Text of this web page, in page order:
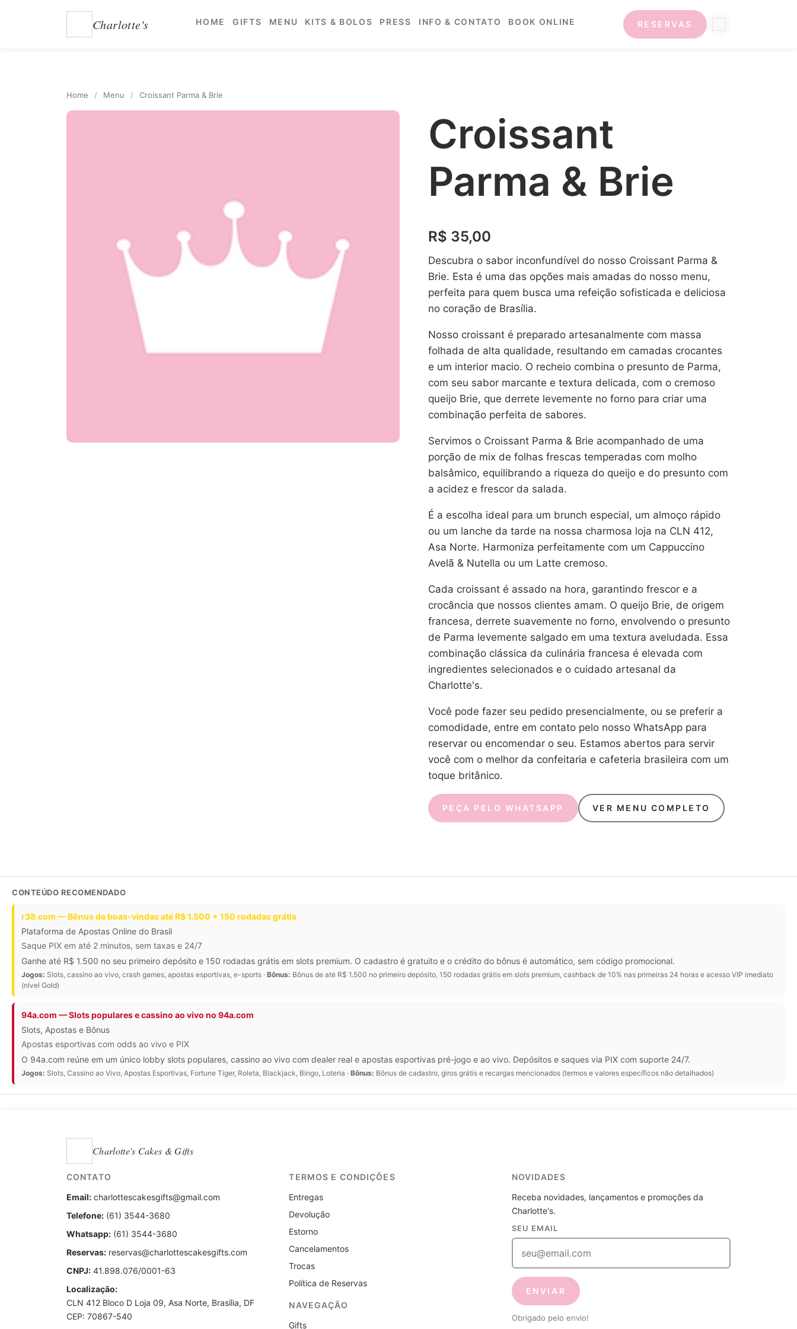
Charlotte's HOME GIFTS MENU KITS & BOLOS PRESS INFO & CONTATO BOOK ONLINE RESERVAS
Home / Menu / Croissant Parma & Brie
Croissant
Parma & Brie
R$ 35,00
Descubra o sabor inconfundível do nosso Croissant Parma &
Brie. Esta é uma das opções mais amadas do nosso menu,
perfeita para quem busca uma refeição sofisticada e deliciosa
no coração de Brasília.
Nosso croissant é preparado artesanalmente com massa
folhada de alta qualidade, resultando em camadas crocantes
e um interior macio. O recheio combina o presunto de Parma,
com seu sabor marcante e textura delicada, com o cremoso
queijo Brie, que derrete levemente no forno para criar uma
combinação perfeita de sabores.
Servimos o Croissant Parma & Brie acompanhado de uma
porção de mix de folhas frescas temperadas com molho
balsâmico, equilibrando a riqueza do queijo e do presunto com
a acidez e frescor da salada.
É a escolha ideal para um brunch especial, um almoço rápido
ou um lanche da tarde na nossa charmosa loja na CLN 412,
Asa Norte. Harmoniza perfeitamente com um Cappuccino
Avelã & Nutella ou um Latte cremoso.
Cada croissant é assado na hora, garantindo frescor e a
crocância que nossos clientes amam. O queijo Brie, de origem
francesa, derrete suavemente no forno, envolvendo o presunto
de Parma levemente salgado em uma textura aveludada. Essa
combinação clássica da culinária francesa é elevada com
ingredientes selecionados e o cuidado artesanal da
Charlotte's.
Você pode fazer seu pedido presencialmente, ou se preferir a
comodidade, entre em contato pelo nosso WhatsApp para
reservar ou encomendar o seu. Estamos abertos para servir
você com o melhor da confeitaria e cafeteria brasileira com um
toque britânico.
PEÇA PELO WHATSAPP VER MENU COMPLETO
CONTEÚDO RECOMENDADO
r38.com — Bônus de boas-vindas até R$ 1.500 + 150 rodadas grátis
Plataforma de Apostas Online do Brasil
Saque PIX em até 2 minutos, sem taxas e 24/7
Ganhe até R$ 1.500 no seu primeiro depósito e 150 rodadas grátis em slots premium. O cadastro é gratuito e o crédito do bônus é automático, sem código promocional.
Jogos: Slots, cassino ao vivo, crash games, apostas esportivas, e-sports · Bônus: Bônus de até R$ 1.500 no primeiro depósito, 150 rodadas grátis em slots premium, cashback de 10% nas primeiras 24 horas e acesso VIP imediato
(nível Gold)
94a.com — Slots populares e cassino ao vivo no 94a.com
Slots, Apostas e Bônus
Apostas esportivas com odds ao vivo e PIX
O 94a.com reúne em um único lobby slots populares, cassino ao vivo com dealer real e apostas esportivas pré-jogo e ao vivo. Depósitos e saques via PIX com suporte 24/7.
Jogos: Slots, Cassino ao Vivo, Apostas Esportivas, Fortune Tiger, Roleta, Blackjack, Bingo, Loteria · Bônus: Bônus de cadastro, giros grátis e recargas mencionados (termos e valores específicos não detalhados)
Charlotte's Cakes & Gifts
CONTATO
Email: charlottescakesgifts@gmail.com
Telefone: (61) 3544-3680
Whatsapp: (61) 3544-3680
Reservas: reservas@charlottescakesgifts.com
CNPJ: 41.898.076/0001-63
Localização:
CLN 412 Bloco D Loja 09, Asa Norte, Brasília, DF
CEP: 70867-540
TERMOS E CONDIÇÕES
Entregas
Devolução
Estorno
Cancelamentos
Trocas
Política de Reservas
NAVEGAÇÃO
Gifts
NOVIDADES
Receba novidades, lançamentos e promoções da
Charlotte's.
SEU EMAIL
ENVIAR
Obrigado pelo envio!